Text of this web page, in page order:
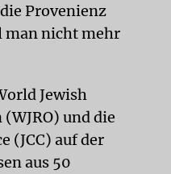
Provenienz
man nicht mehr
Jewish
und die
(JCC) auf der
aus 50